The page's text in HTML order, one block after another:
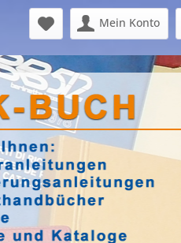
Mein Konto